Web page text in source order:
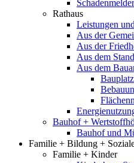
Schadenmelder
Rathaus
Leistungen
Aus der
Aus der
Aus dem
Aus dem
Bauhof +
Bauhof und
Familie + Bildung +
Familie + Kinder